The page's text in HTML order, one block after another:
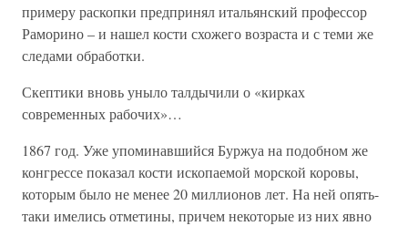
примеру раскопки предпринял итальянский профессор
Раморино – и нашел кости схожего возраста и с теми же
следами обработки.
Скептики вновь уныло талдычили о «кирках
современных рабочих»…
1867 год. Уже упоминавшийся Буржуа на подобном же
конгрессе показал кости ископаемой морской коровы,
которым было не менее 20 миллионов лет. На ней опять-
таки имелись отметины, причем некоторые из них явно